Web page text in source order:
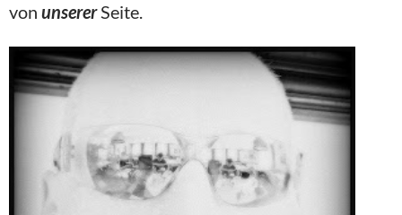
von unsererSeite.